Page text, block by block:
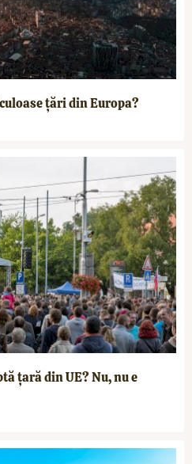
țări din Europa?
țară din UE? Nu, nu e